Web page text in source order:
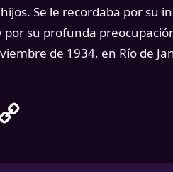
Se le recordaba por su
su profunda
de 1934, en Río de